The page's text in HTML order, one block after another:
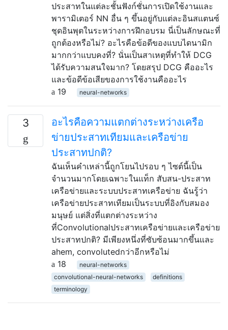
ประสาทในแต่ละชั้นฟังก์ชั่นการเปิดใช้งานและ
พารามิเตอร์ NN อื่น ๆ ขึ้นอยู่กับแต่ละอินสแตนซ์
ชุดอินพุตในระหว่างการฝึกอบรม นี่เป็นลักษณะที่
ถูกต้องหรือไม่? อะไรคือข้อดีของแบบไดนามิก
มากกว่าแบบคงที่? นั่นเป็นสาเหตุที่ทำให้ DCG
ได้รับความสนใจมาก? โดยสรุป DCG คืออะไร
และข้อดีข้อเสียของการใช้งานคืออะไร
19
neural-networks
3
อะไรคือความแตกต่างระหว่างเครือ
ข่ายประสาทเทียมและเครือข่าย
ประสาทปกติ?
ฉันเห็นคำเหล่านี้ถูกโยนไปรอบ ๆ ไซต์นี้เป็น
จำนวนมากโดยเฉพาะในแท็ก สับสน-ประสาท
เครือข่ายและระบบประสาทเครือข่าย ฉันรู้ว่า
เครือข่ายประสาทเทียมเป็นระบบที่อิงกับสมอง
มนุษย์ แต่สิ่งที่แตกต่างระหว่าง
ที่Convolutionalประสาทเครือข่ายและเครือข่าย
ประสาทปกติ? มีเพียงหนึ่งที่ซับซ้อนมากขึ้นและ
ahem, convolutedกว่าอีกหรือไม่
18
neural-networks
convolutional-neural-networks
definitions
terminology